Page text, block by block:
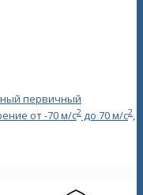
первичный
от -70 м/с2 до 70 м/с2,